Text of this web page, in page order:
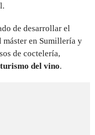
de desarrollar el
máster en Sumillería y
de coctelería,
turismo del vino.